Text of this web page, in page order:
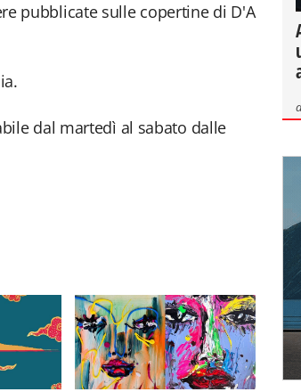
pubblicate sulle copertine di D'A
dal martedì al sabato dalle